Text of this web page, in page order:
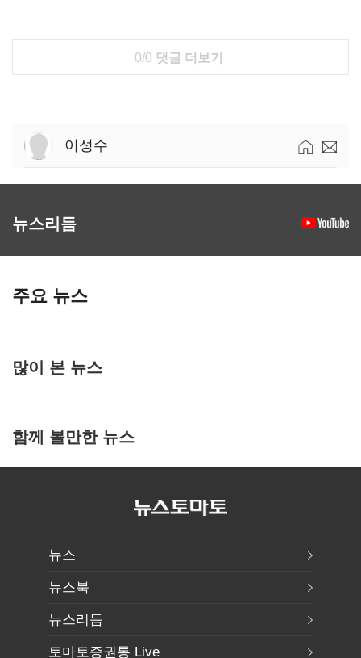
0/0 댓글 더보기
이성수
뉴스리듬
주요 뉴스
많이 본 뉴스
함께 볼만한 뉴스
뉴스
뉴스북
뉴스리듬
토마토증권통 Live